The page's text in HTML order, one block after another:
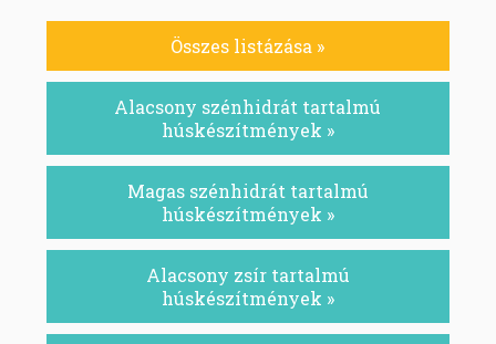
Összes listázása »
Alacsony szénhidrát tartalmú
húskészítmények »
Magas szénhidrát tartalmú
húskészítmények »
Alacsony zsír tartalmú
húskészítmények »